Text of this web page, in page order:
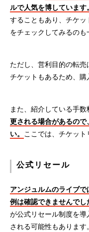
ルで人気を博しています。
することもあり、チケ
をチェックしてみるのも
ただし、営利目的の転
チケットもあるため、購
また、紹介している手
更される場合があるの
い。
ここでは、チケット
公式リセール
アンジュルムのライブ
例は確認できませんでし
が公式リセール制度を
される可能性もあります